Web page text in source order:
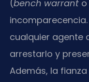
(bench warrant o
cualquier agente
arrestarlo y
Además, la